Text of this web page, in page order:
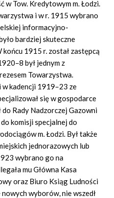
w Tow. Kredytowym m. Łodzi.
i w r. 1915 wybrano
informacyjno-
bardziej skuteczne
1915 r. został zastępcą
był jednym z
Towarzystwa.
w kadencji 1919–23 ze
się w gospodarce
do Rady Nadzorczej Gazowni
komisji specjalnej do
m. Łodzi. Był także
jednorazowych lub
wybrano go na
mu Główna Kasa
oraz Biuro Ksiąg Ludności
wyborów, nie wszedł